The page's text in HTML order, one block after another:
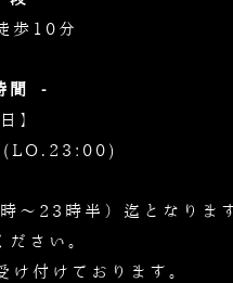
歩10分
間 -
】
～23時半）迄となりま
ださい。
け付けております。